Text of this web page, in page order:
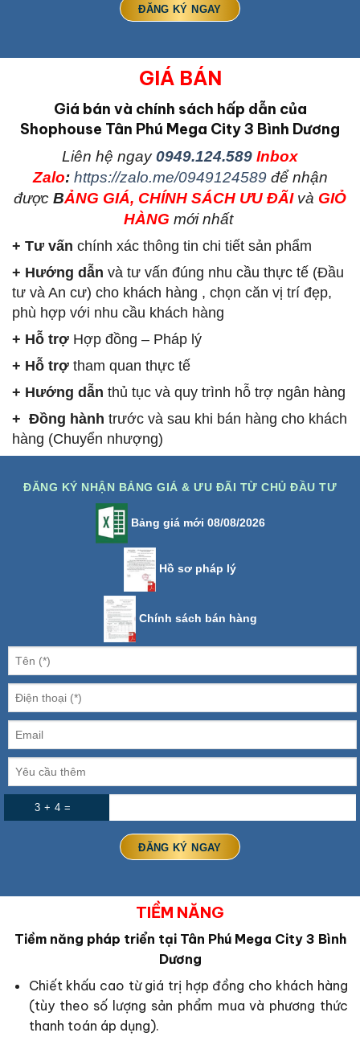
GIÁ BÁN
Giá bán và chính sách hấp dẫn của
Shophouse Tân Phú Mega City 3 Bình Dương
Liên hệ ngay 0949.124.589 Inbox
Zalo: https://zalo.me/0949124589để nhận
được BẢNG GIÁ, CHÍNH SÁCH ƯU ĐÃIvà GIỎ
HÀNG mới nhất
+ Tư vấn chính xác thông tin chi tiết sản phẩm
+ Hướng dẫn và tư vấn đúng nhu cầu thực tế (Đầu
tư và An cư) cho khách hàng , chọn căn vị trí đẹp,
phù hợp với nhu cầu khách hàng
+ Hỗ trợ Hợp đồng – Pháp lý
+ Hỗ trợ tham quan thực tế
+ Hướng dẫn thủ tục và quy trình hỗ trợ ngân hàng
+ Đồng hành trước và sau khi bán hàng cho khách
hàng (Chuyển nhượng)
ĐĂNG KÝ NHẬN BẢNG GIÁ & ƯU ĐÃI TỪ CHỦ ĐẦU TƯ
Bảng giá mới 08/08/2026
Hồ sơ pháp lý
Chính sách bán hàng
3 + 4 =
TIỀM NĂNG
Tiềm năng pháp triển tại Tân Phú Mega City 3 Bình
Dương
Chiết khấu cao từ giá trị hợp đồng cho khách hàng
(tùy theo số lượng sản phẩm mua và phương thức
thanh toán áp dụng).